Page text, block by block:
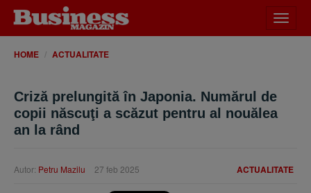
meniu
HOME ACTUALITATE
Criză prelungită în Japonia. Numărul de
copii născuţi a scăzut pentru al nouălea
an la rând
ACTUALITATE
Autor: Petru Mazilu 27 feb 2025